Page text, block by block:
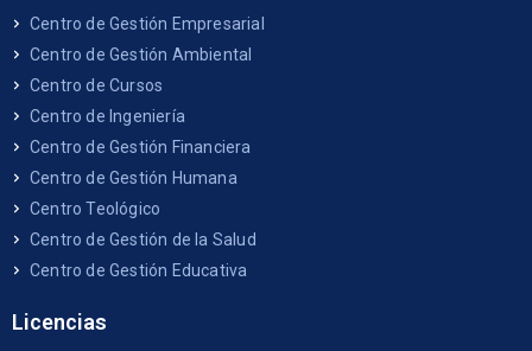
Centro de Gestión Empresarial
Centro de Gestión Ambiental
Centro de Cursos
Centro de Ingeniería
Centro de Gestión Financiera
Centro de Gestión Humana
Centro Teológico
Centro de Gestión de la Salud
Centro de Gestión Educativa
Licencias